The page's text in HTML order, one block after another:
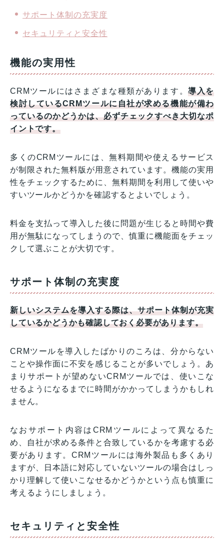
サポート体制の充実度
セキュリティと安全性
機能の実用性
CRMツールにはさまざまな種類があります。導入を
検討しているCRMツールに自社が求める機能が備わ
っているのかどうかは、必ずチェックすべき大切なポ
イントです。
多くのCRMツールには、無料期間や使えるサービス
が制限された無料版が用意されています。機能の実用
性をチェックするために、無料期間を利用して使いや
すいツールかどうかを確認するとよいでしょう。
料金を支払って導入した後に問題が生じると時間や費
用が無駄になってしまうので、慎重に機能面をチェッ
クして選ぶことが大切です。
サポート体制の充実度
新しいシステムを導入する際は、サポート体制が充実
しているかどうかも確認しておく必要があります。
CRMツールを導入したばかりのころは、分からない
ことや操作面に不安を感じることが多いでしょう。あ
まりサポートが望めないCRMツールでは、使いこな
せるようになるまでに時間がかかってしまうかもしれ
ません。
なおサポート内容はCRMツールによって異なるた
め、自社が求める条件と合致しているかを考慮する必
要があります。CRMツールには海外製品も多くあり
ますが、日本語に対応していないツールの場合はしっ
かり理解して使いこなせるかどうかという点も慎重に
考えるようにしましょう。
セキュリティと安全性